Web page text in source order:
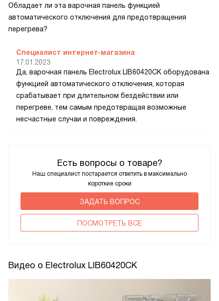
Есть вопросы о товаре?
Наш специалист постарается ответить в максимально
короткие сроки
ЗАДАТЬ ВОПРОС
ПОCМОТРЕТЬ ВСЕ
Обладает ли эта варочная панель функцией
автоматического отключения для предотвращения
перегрева?
Специалист интернет-магазина
17.01.2023
Да, варочная панель Electrolux LIB60420CK оборудована
функцией автоматического отключения, которая
срабатывает при длительном бездействии или
перегреве, тем самым предотвращая возможные
несчастные случаи и повреждения.
Видео о Electrolux LIB60420CK